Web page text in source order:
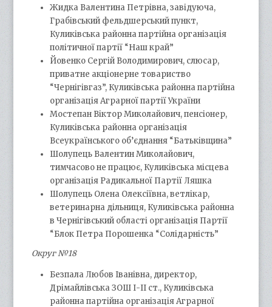
Жидка Валентина Петрівна, завідуюча,
Грабівський фельдшерський пункт,
Куликівська районна партійна організація
політичної партії “Наш край”
Йовенко Сергій Володимирович, слюсар,
приватне акціонерне товариство
“Чернігівгаз”, Куликівська районна партійна
організація Аграрної партії України
Мостепан Віктор Миколайович, пенсіонер,
Куликівська районна організація
Всеукраїнського об’єднання “Батьківщина”
Шолупець Валентин Миколайович,
тимчасово не працює, Куликівська місцева
організація Радикальної Партії Ляшка
Шолупець Олена Олексіївна, ветлікар,
ветеринарна дільниця, Куликівська районна
в Чернігівський області організація Партії
“Блок Петра Порошенка “Солідарність”
Округ №18
Безпала Любов Іванівна, директор,
Дрімайлівська ЗОШ І-ІІ ст., Куликівська
районна партійна організація Аграрної